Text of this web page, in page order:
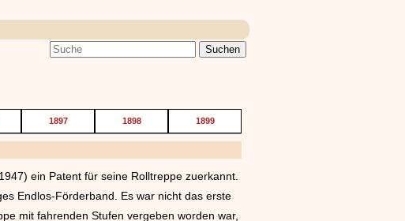
1897 1898 1899
ein Patent für seine Rolltreppe zuerkannt.
Endlos-Förderband. Es war nicht das erste
mit fahrenden Stufen vergeben worden war,